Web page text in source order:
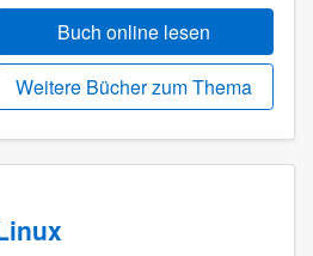
Buch online lesen
Weitere Bücher zum Thema